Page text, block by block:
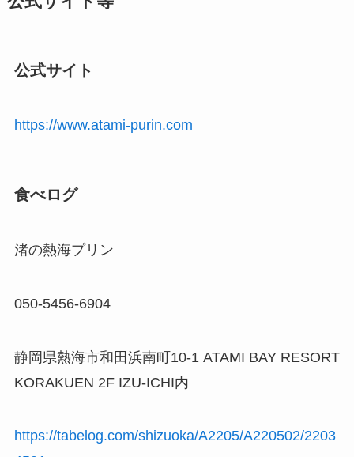
公式サイト
https://www.atami-purin.com
食べログ
渚の熱海プリン
050-5456-6904
静岡県熱海市和田浜南町10-1 ATAMI BAY RESORT
KORAKUEN 2F IZU-ICHI内
https://tabelog.com/shizuoka/A2205/A220502/2203